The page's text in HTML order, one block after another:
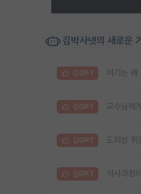
김박사넷의 새로운
김GPT 여기는 왜
김GPT 교수님에
김GPT 도피성
김GPT 석사과정